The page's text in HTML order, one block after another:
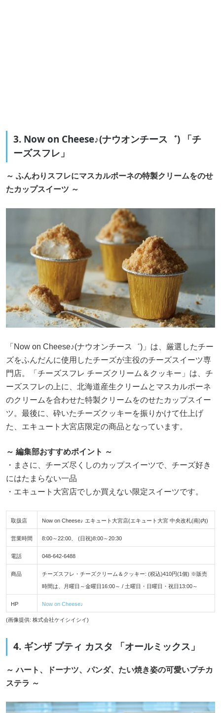
3. Now on Cheese♪(ナウオンチース゛) 「チ
ーズスフレ」
～ ふんわりスフレにマスカルポーネの特製クリームをのせ
たカップスイーツ ～
「Now on Cheese♪(ナウオンチース゛)」は、厳選したチー
ズをふんだんに使用したチーズが主役のチーズスイーツ専
門店。「チーズスフレ チーズクリーム＆クッキー」は、チ
ーズスフレの上に、北海道産生クリームとマスカルポーネ
のクリームを合わせた特製クリームをのせたカップスイー
ツ。最後に、砕いたチーズクッキーを振りかけて仕上げ
た、エキュート大宮店限定の商品となっています。
～ 編集部おすすめポイント ～
・まさに、チーズ尽くしのカップスイーツで、チーズ好き
にはたまらない一品
・エキュート大宮店でしか買えない限定スイーツです。
取扱店 Now on Cheese♪ エキュート大宮店(エキュート大宮 中央改札(南)内)
営業時間 8:00～22:00、 (日祝)8:00～20:30
電話 048-642-6488
商品 チーズスフレ・チーズクリーム＆クッキー: (税込)410円(1個) ※販売
時間は、月曜日～金曜日16:00～ / 土曜日・日曜日・祝日13:00～
HP Now on Cheese♪
(画像提供: 株式会社ケイシイシイ)
4. ギンザ プティ カスタ 「オールミックス」
～ ハート、ドーナツ、パンダ、たい焼き姿の可愛いプチカ
ステラ ～